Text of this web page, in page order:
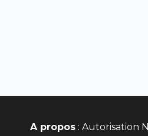
A propos: Autorisation N